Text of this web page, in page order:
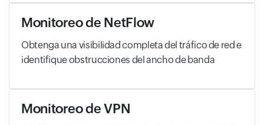
Monitoreo de NetFlow
Obtenga una visibilidad completa del tráfico de red e
identifique obstrucciones del ancho de banda
Monitoreo de VPN